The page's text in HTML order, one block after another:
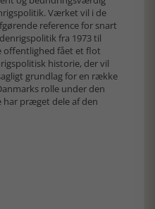
Værket vil i de
reference for snart
fra 1973 til
offentlighed fået et flot
historie, der vil
grundlag for en række
rolle under den
præget dele af den